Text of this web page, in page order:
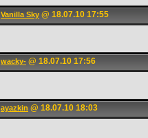
Vanilla Sky @ 18.07.10 17:55
wacky- @ 18.07.10 17:56
ayazkin @ 18.07.10 18:03